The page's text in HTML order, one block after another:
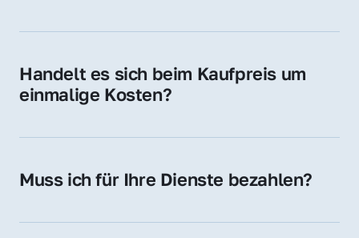
Für Unternehmen ist der Kauf in der Regel
Handelt es sich beim Kaufpreis um
einmalige Kosten?
späteren Betrieb der Domain (z. B. beim
Gebühren an. Diese bewegen sich für .de
Muss ich für Ihre Dienste bezahlen?
der Domain – ohne zusätzliche Vermittlungs-